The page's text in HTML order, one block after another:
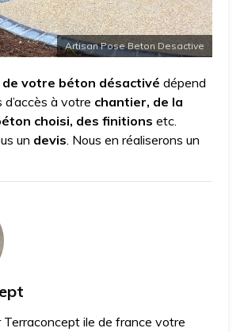
Artisan Pose Beton Desactive
de votre béton désactivé dépend
à votre chantier, de la
choisi, des finitions etc.
un devis. Nous en réaliserons un
Terraconcept ile de france votre